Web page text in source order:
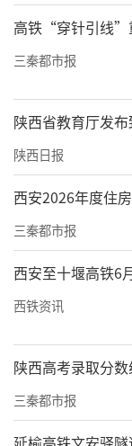
瓦刘墓地共
墓均为长斜
帝阳嘉元年
前后相差50余
了较丰富的
井、陶案、
铜钱、铅饰等
尤为珍贵的是
着镇墓文，
地区的丧葬
葬日干支，
以“如律令”
心功能是通过
解除死者罪
高铁“穿针引线”
三秦都市报
陕西省教育厅发
陕西日报
西安2026年度住
三秦都市报
西安至十堰高铁6
西铁资讯
陕西高考录取分
三秦都市报